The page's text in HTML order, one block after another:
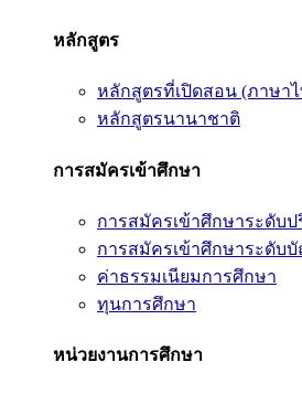
หลักสูตร
หลักสูตรที่เปิดสอน (ภาษา
หลักสูตรนานาชาติ
การสมัครเข้าศึกษา
การสมัครเข้าศึกษาระดั
การสมัครเข้าศึกษาระดับ
ค่าธรรมเนียมการศึกษา
ทุนการศึกษา
หน่วยงานการศึกษา